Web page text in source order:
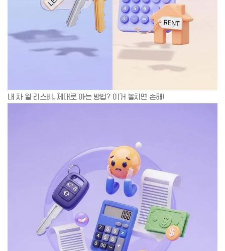
내 차 월 리스비, 제대로 아는 방법? 이거 놓치면 손해!